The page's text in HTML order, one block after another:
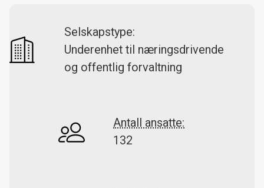
Selskapstype:
Underenhet til næringsdrivende
og offentlig forvaltning
Antall ansatte:
132